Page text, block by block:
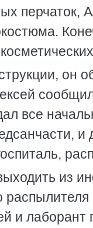
перчаток,
он
все
и
из
и лаборант